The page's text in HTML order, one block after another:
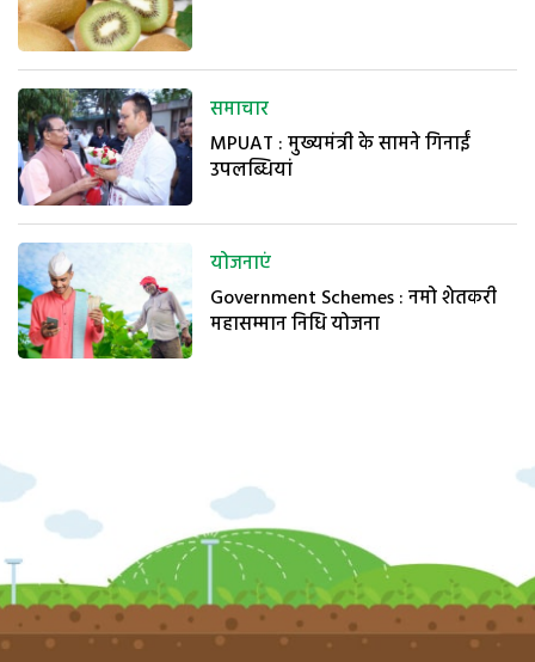
समाचार
MPUAT : मुख्यमंत्री के सामने गिनाईं
उपलब्धियां
योजनाएं
Government Schemes : नमो शेतकरी
महासम्मान निधि योजना